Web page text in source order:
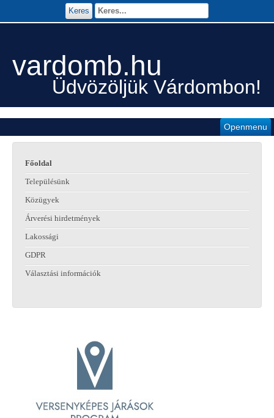
vardomb.hu
Üdvözöljük Várdombon!
Openmenu
Keres
Főoldal
Településünk
Közügyek
Árverési hirdetmények
Lakossági
GDPR
Választási információk